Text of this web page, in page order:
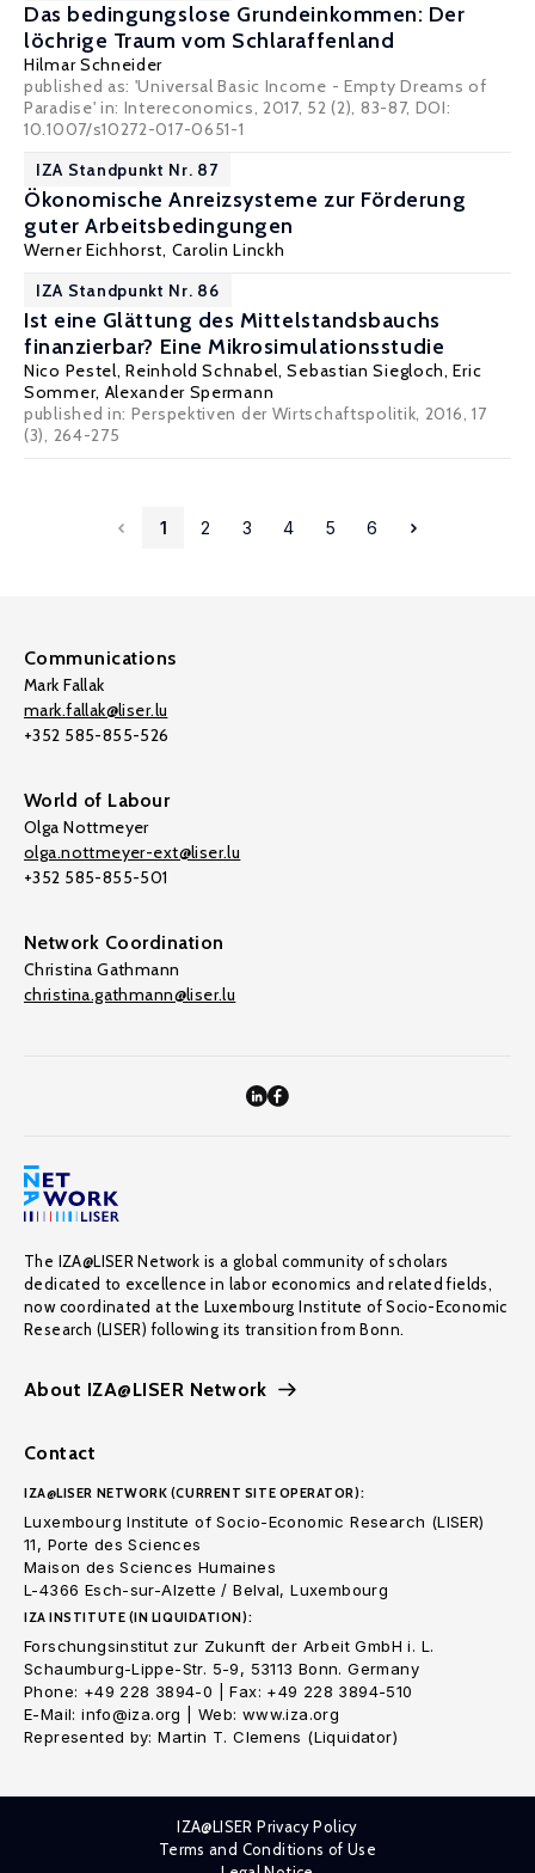
Das bedingungslose Grundeinkommen: Der
löchrige Traum vom Schlaraffenland
Hilmar Schneider
published as: 'Universal Basic Income - Empty Dreams of
Paradise' in: Intereconomics, 2017, 52 (2), 83-87, DOI:
10.1007/s10272-017-0651-1
IZA Standpunkt Nr. 87
Ökonomische Anreizsysteme zur Förderung
guter Arbeitsbedingungen
Werner Eichhorst, Carolin Linckh
IZA Standpunkt Nr. 86
Ist eine Glättung des Mittelstandsbauchs
finanzierbar? Eine Mikrosimulationsstudie
Nico Pestel,Reinhold Schnabel,Sebastian Siegloch,Eric
Sommer, Alexander Spermann
published in: Perspektiven der Wirtschaftspolitik, 2016, 17
(3), 264-275
1 2 3 4 5 6
Communications
Mark Fallak
mark.fallak@liser.lu
+352 585-855-526
World of Labour
Olga Nottmeyer
olga.nottmeyer-ext@liser.lu
+352 585-855-501
Network Coordination
Christina Gathmann
christina.gathmann@liser.lu
The IZA@LISER Network is a global community of scholars
dedicated to excellence in labor economics and related fields,
now coordinated at the Luxembourg Institute of Socio-Economic
Research (LISER) following its transition from Bonn.
About IZA@LISER Network
Contact
IZA@LISER NETWORK (CURRENT SITE OPERATOR):
Luxembourg Institute of Socio-Economic Research (LISER)
11, Porte des Sciences
Maison des Sciences Humaines
L-4366 Esch-sur-Alzette / Belval, Luxembourg
IZA INSTITUTE (IN LIQUIDATION):
Forschungsinstitut zur Zukunft der Arbeit GmbH i. L.
Schaumburg-Lippe-Str. 5-9, 53113 Bonn. Germany
Phone: +49 228 3894-0 | Fax: +49 228 3894-510
E-Mail: info@iza.org | Web: www.iza.org
Represented by: Martin T. Clemens (Liquidator)
IZA@LISER Privacy Policy
Terms and Conditions of Use